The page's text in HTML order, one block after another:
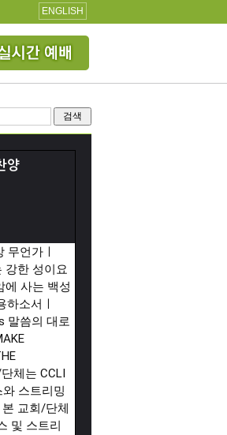
ENGLISH
검색
양
무언가ㅣ
강한 성이요
에 사는 백성
하소서ㅣ
말씀의 대로
체는 CCLI
스트리밍
교회/단체
및 스트리